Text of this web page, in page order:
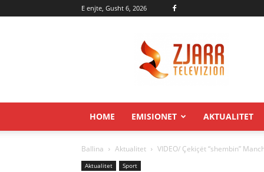
E enjte, Gusht 6, 2026
HOME EMISIONET AKTUALITET
Ballina Aktualitet VIDEO/ Çekiçët “shembin”
Aktualitet Sport